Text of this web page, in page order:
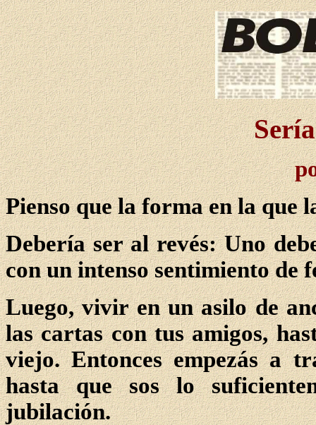
Pienso que la forma en la que
Debería ser al revés: Uno
con un intenso sentimiento de
Luego, vivir en un asilo de
las cartas con tus amigos,
viejo. Entonces empezás a
hasta que sos lo
jubilación.